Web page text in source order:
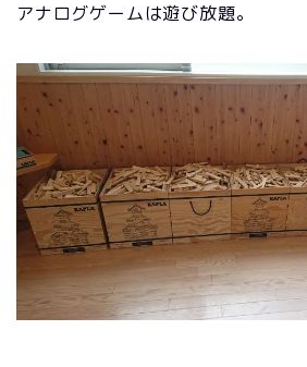
アナログゲームは遊び放題。